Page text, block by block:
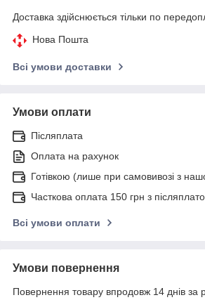
Доставка здійснюється тільки по
Нова Пошта
Всі умови доставки
Умови оплати
Післяплата
Оплата на рахунок
Готівкою (лише при самовивозі з
Часткова оплата 150 грн з
Всі умови оплати
Умови повернення
Повернення товару впродовж 14 днів за